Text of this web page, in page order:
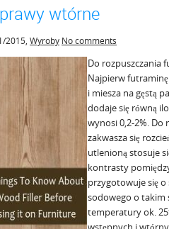
wtórne
2015, Wyroby No comments
Do rozpuszczania
Najpierw
i miesza na gęstą
dodaje się równą
wynosi 0,2-2%.
zakwasza się
utlenioną stosuje
kontrasty
przygotowuje się o
sodowego o takim
temperatury ok.